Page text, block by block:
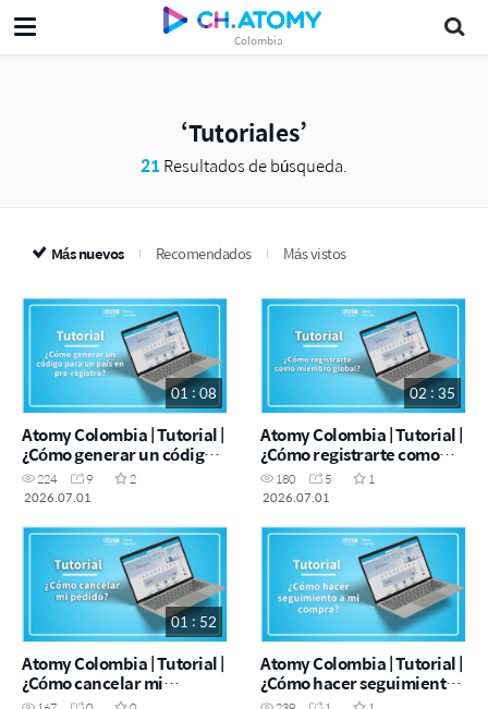
Colombia
Tutoriales
21 Resultados de búsqueda.
Más nuevos Recomendados Más vistos
01 : 08
Atomy Colombia | Tutorial |
¿Cómo generar un código
para un país en pre-
registro?
224 9
2
2026.07.01
02 : 35
Atomy Colombia | Tutorial |
¿Cómo registrarte como
miembro global?
180 5
1
2026.07.01
01 : 52
Atomy Colombia | Tutorial |
¿Cómo cancelar mi
pedido?
Atomy Colombia | Tutorial |
¿Cómo hacer seguimiento
a mi pedido?